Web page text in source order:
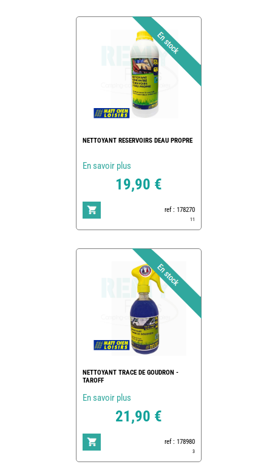
NETTOYANT RESERVOIRS DEAU PROPRE
En savoir plus
19,90 €
ref : 178270
11
NETTOYANT TRACE DE GOUDRON -
TAROFF
En savoir plus
21,90 €
ref : 178980
3